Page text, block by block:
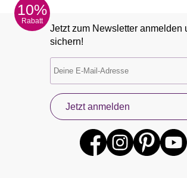
10%
Rabatt
Jetzt zum Newsletter anmelden
sichern!
Jetzt anmelden